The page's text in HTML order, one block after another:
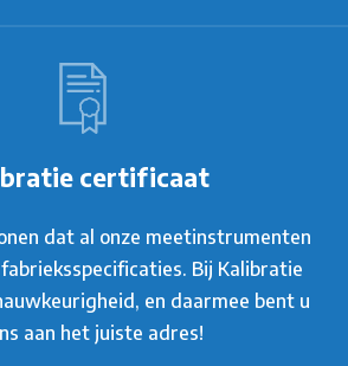
certificaat
dat al onze meetinstrumenten
Bij Kalibratie
en daarmee bent u
aan het juiste adres!